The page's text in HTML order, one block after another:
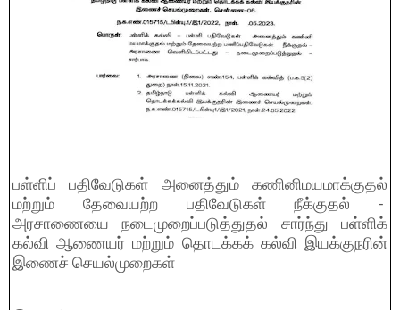
பள்ளிப் பதிவேடுகள் அனைத்தும் கணினிமயமாக்குதல்
மற்றும் தேவையற்ற பதிவேடுகள் நீக்குதல் -
அரசாணையை நடைமுறைப்படுத்துதல் சார்ந்து பள்ளிக்
கல்வி ஆணையர் மற்றும் தொடக்கக் கல்வி இயக்குநரின்
இணைச் செயல்முறைகள்